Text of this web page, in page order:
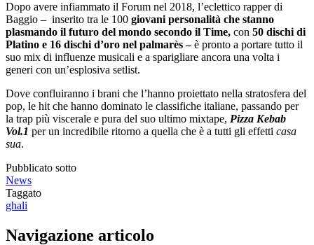
Dopo avere infiammato il Forum nel 2018, l’eclettico rapper di
Baggio – inserito tra le 100 giovani personalità che stanno
plasmando il futuro del mondo secondo il Time, con 50 dischi di
Platino e 16 dischi d’oro nel palmarès –è pronto a portare tutto il
suo mix di influenze musicali e a sparigliare ancora una volta i
generi con un’esplosiva setlist.
Dove confluiranno i brani che l’hanno proiettato nella stratosfera del
pop, le hit che hanno dominato le classifiche italiane, passando per
la trap più viscerale e pura del suo ultimo mixtape, Pizza Kebab
Vol.1 per un incredibile ritorno a quella che è a tutti gli effetti casa
sua.
Pubblicato sotto
News
Taggato
ghali
Navigazione articolo